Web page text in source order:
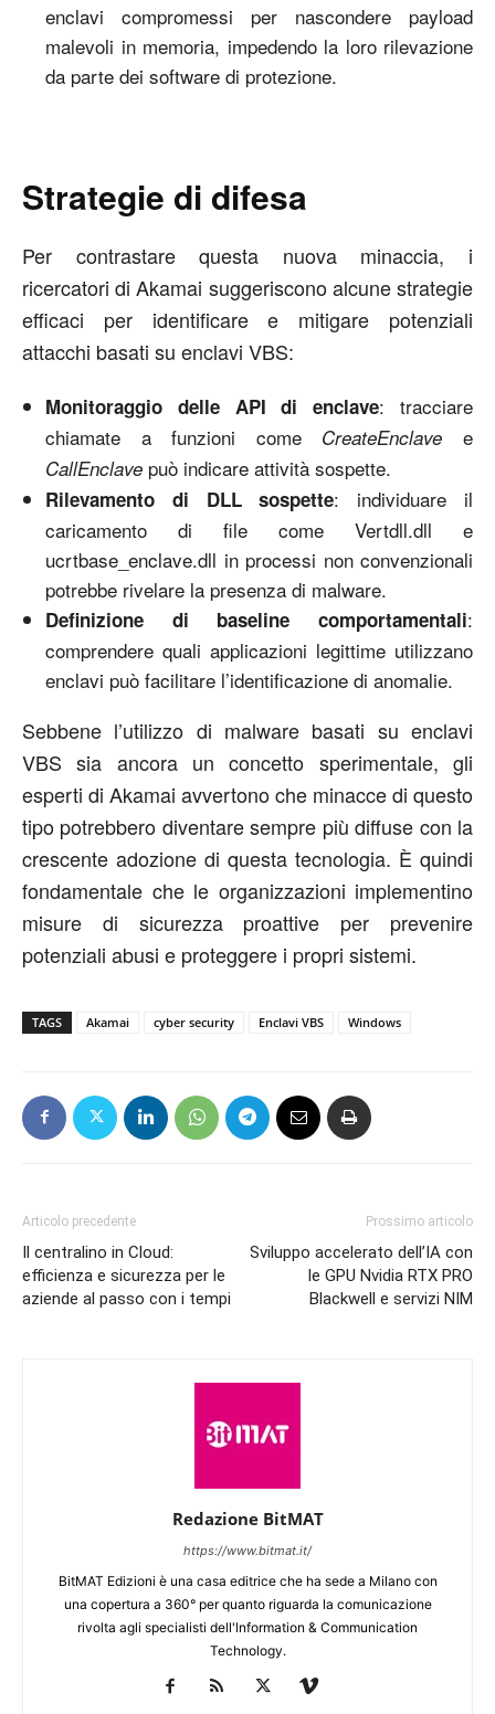
enclavi compromessi per nascondere payload
malevoli in memoria, impedendo la loro rilevazione
da parte dei software di protezione.
Strategie di difesa
Per contrastare questa nuova minaccia, i
ricercatori di Akamai suggeriscono alcune strategie
efficaci per identificare e mitigare potenziali
attacchi basati su enclavi VBS:
Monitoraggio delle API di enclave: tracciare
chiamate a funzioni come CreateEnclavee
CallEnclave può indicare attività sospette.
Rilevamento di DLL sospette: individuare il
caricamento di file come Vertdll.dll e
ucrtbase_enclave.dll in processi non convenzionali
potrebbe rivelare la presenza di malware.
Definizione di baseline comportamentali:
comprendere quali applicazioni legittime utilizzano
enclavi può facilitare l’identificazione di anomalie.
Sebbene l’utilizzo di malware basati su enclavi
VBS sia ancora un concetto sperimentale, gli
esperti di Akamai avvertono che minacce di questo
tipo potrebbero diventare sempre più diffuse con la
crescente adozione di questa tecnologia. È quindi
fondamentale che le organizzazioni implementino
misure di sicurezza proattive per prevenire
potenziali abusi e proteggere i propri sistemi.
TAGS Akamai cyber security Enclavi VBS Windows
Articolo precedente
Il centralino in Cloud:
efficienza e sicurezza per le
aziende al passo con i tempi
Prossimo articolo
Sviluppo accelerato dell’IA con
le GPU Nvidia RTX PRO
Blackwell e servizi NIM
Redazione BitMAT
https://www.bitmat.it/
BitMAT Edizioni è una casa editrice che ha sede a Milano con
una copertura a 360° per quanto riguarda la comunicazione
rivolta agli specialisti dell'lnformation & Communication
Technology.